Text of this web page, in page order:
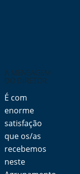
A MENSAGEM
DO DIRETOR
É com
enorme
satisfação
que os/as
recebemos
neste